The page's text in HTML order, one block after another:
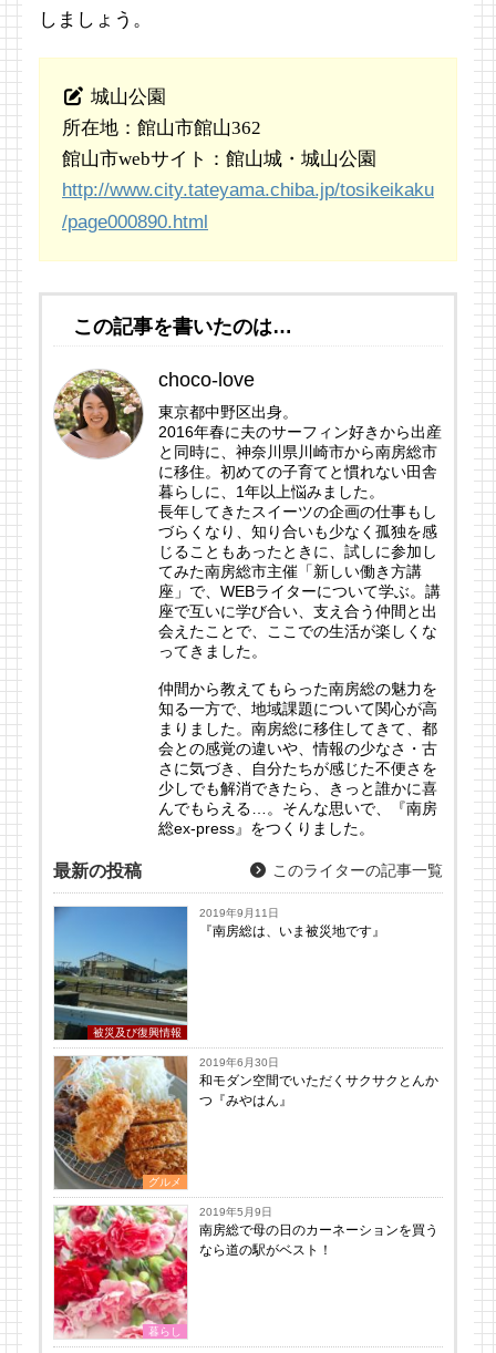
しましょう。
城山公園
所在地：館山市館山362
館山市webサイト：館山城・城山公園
http://www.city.tateyama.chiba.jp/tosikeikaku
/page000890.html
この記事を書いたのは…
choco-love
東京都中野区出身。
2016年春に夫のサーフィン好きから出産
と同時に、神奈川県川崎市から南房総市
に移住。初めての子育てと慣れない田舎
暮らしに、1年以上悩みました。
長年してきたスイーツの企画の仕事もし
づらくなり、知り合いも少なく孤独を感
じることもあったときに、試しに参加し
てみた南房総市主催「新しい働き方講
座」で、WEBライターについて学ぶ。講
座で互いに学び合い、支え合う仲間と出
会えたことで、ここでの生活が楽しくな
ってきました。
仲間から教えてもらった南房総の魅力を
知る一方で、地域課題について関心が高
まりました。南房総に移住してきて、都
会との感覚の違いや、情報の少なさ・古
さに気づき、自分たちが感じた不便さを
少しでも解消できたら、きっと誰かに喜
んでもらえる…。そんな思いで、『南房
総ex-press』をつくりました。
最新の投稿 このライターの記事一覧
被災及び復興情報
2019年9月11日
『南房総は、いま被災地です』
グルメ
2019年6月30日
和モダン空間でいただくサクサクとんか
つ『みやはん』
暮らし
2019年5月9日
南房総で母の日のカーネーションを買う
なら道の駅がベスト！